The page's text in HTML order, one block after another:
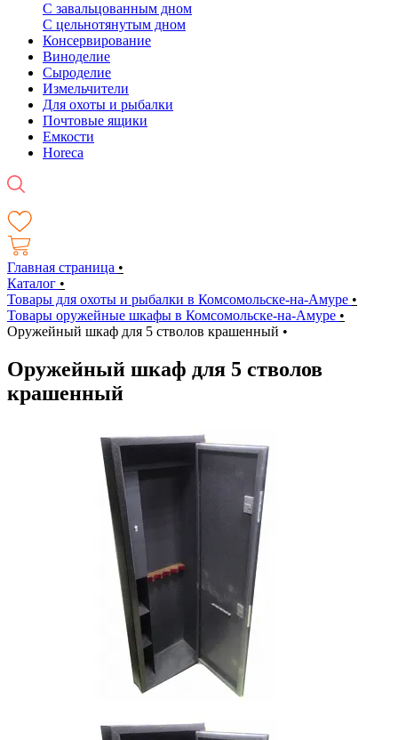
С завальцованным дном
С цельнотянутым дном
Консервирование
Виноделие
Сыроделие
Измельчители
Для охоты и рыбалки
Почтовые ящики
Емкости
Horeca
Главная страница •
Каталог •
Товары для охоты и рыбалки в Комсомольске-на-Амуре •
Товары оружейные шкафы в Комсомольске-на-Амуре •
Оружейный шкаф для 5 стволов крашенный •
Оружейный шкаф для 5 стволов
крашенный